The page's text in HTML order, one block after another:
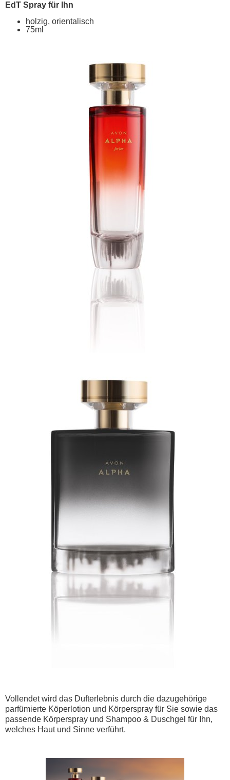
EdT Spray für Ihn
holzig, orientalisch
75ml
Vollendet wird das Dufterlebnis durch die dazugehörige
parfümierte Köperlotion und Körperspray für Sie sowie das
passende Körperspray und Shampoo & Duschgel für Ihn,
welches Haut und Sinne verführt.